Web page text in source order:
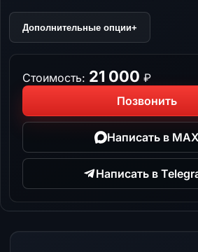
Дополнительные опции+
Стоимость: 21 000 ₽
Позвонить
Написать в MAX
Написать в